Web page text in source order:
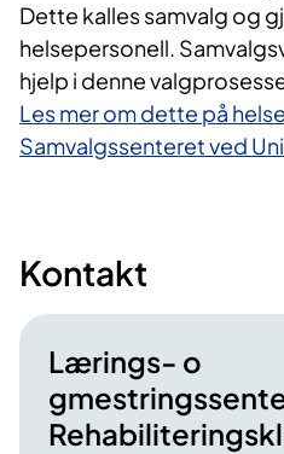
Dette kalles samvalg og
helsepersonell.
hjelp i denne
Les mer om dette på
Samvalgssenteret ved
Kontakt
Lærings- o